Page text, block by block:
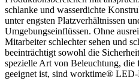
schlanke und wasserdichte
unter engsten Platzverhältnissen
Umgebungseinflüssen. Ohne
Mitarbeiter schlechter sehen und
beeinträchtigt sowohl die
spezielle Art von Beleuchtung, die
geeignet ist, sind worktime® LED-